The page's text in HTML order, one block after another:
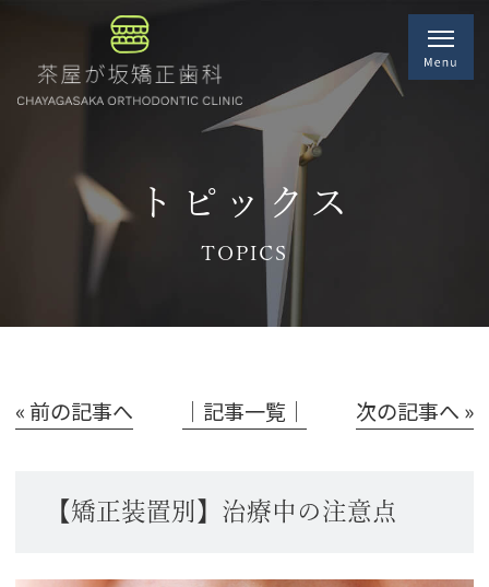
トピックス
TOPICS
« 前の記事へ │記事一覧│ 次の記事へ »
【矯正装置別】治療中の注意点